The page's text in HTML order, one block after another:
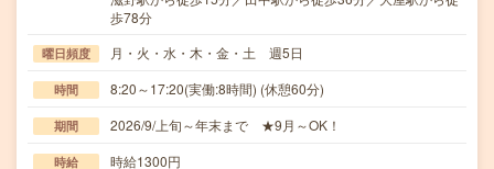
歩78分
曜日頻度 月・火・水・木・金・土 週5日
時間 8:20～17:20(実働:8時間) (休憩60分)
期間 2026/9/上旬～年末まで ★9月～OK！
時給 時給1300円